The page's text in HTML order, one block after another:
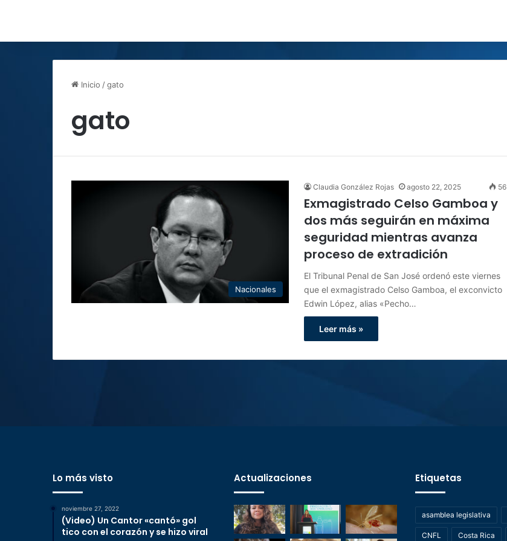
Inicio /gato
gato
Nacionales
Claudia González Rojas agosto 22, 2025 56
Exmagistrado Celso Gamboa y
dos más seguirán en máxima
seguridad mientras avanza
proceso de extradición
El Tribunal Penal de San José ordenó este viernes
que el exmagistrado Celso Gamboa, el exconvicto
Edwin López, alias «Pecho…
Leer más »
Lo más visto
noviembre 27, 2022
(Video) Un Cantor «cantó» gol
tico con el corazón y se hizo viral
Actualizaciones Etiquetas
asamblea legislativa
CNFL Costa Rica